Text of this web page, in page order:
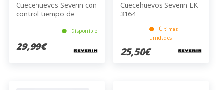
Cuecehuevos Severin con
control tiempo de
Disponible
29,99€
Cuecehuevos Severin EK
3164
Últimas
unidades
25,50€